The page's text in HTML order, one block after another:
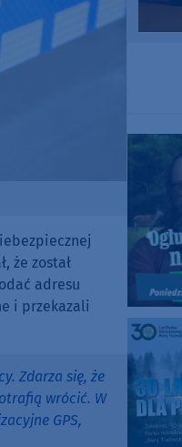
że został
adresu
i przekazali
Zdarza się, że
wrócić. W
GPS,